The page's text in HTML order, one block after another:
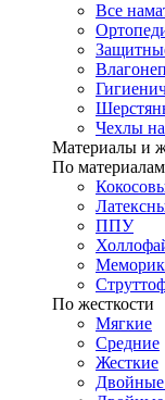
Все
Чехлы
Материалы и
По материалам
ППУ
По жесткости
Мягкие
Средние
Жесткие
Двойные